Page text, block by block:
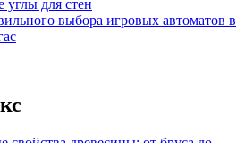
углы для стен
выбора игровых автоматов в